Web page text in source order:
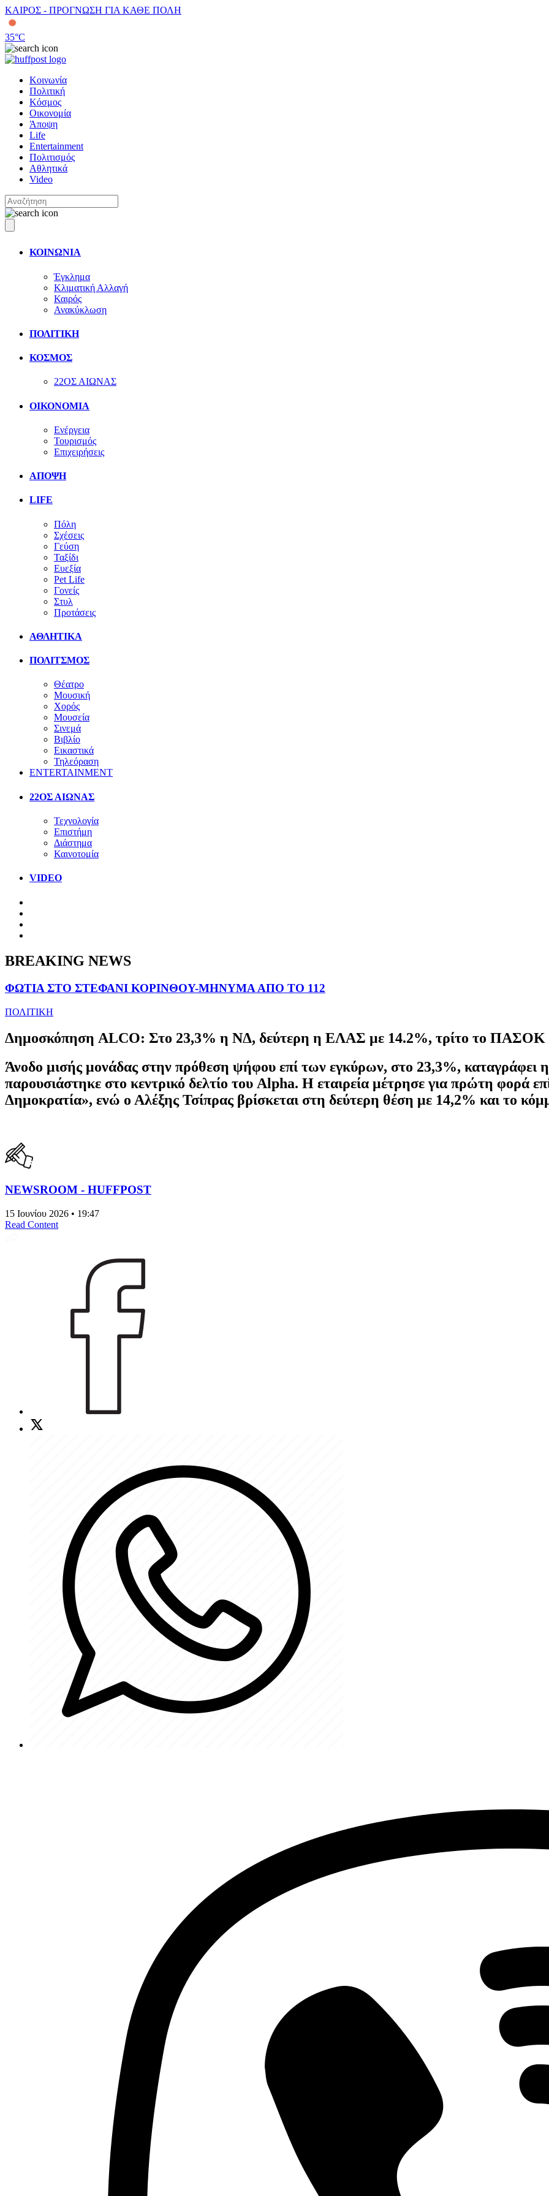
ΚΑΙΡΟΣ - ΠΡΟΓΝΩΣΗ ΓΙΑ ΚΑΘΕ ΠΟΛΗ
35°C
Κοινωνία
Πολιτική
Κόσμος
Οικονομία
Άποψη
Life
Entertainment
Πολιτισμός
Αθλητικά
Video
ΚΟΙΝΩΝΙΑ
Έγκλημα
Κλιματική Αλλαγή
Καιρός
Ανακύκλωση
ΠΟΛΙΤΙΚΗ
ΚΟΣΜΟΣ
22ΟΣ ΑΙΩΝΑΣ
ΟΙΚΟΝΟΜΙΑ
Ενέργεια
Τουρισμός
Επιχειρήσεις
ΑΠΟΨΗ
LIFE
Πόλη
Σχέσεις
Γεύση
Ταξίδι
Ευεξία
Pet Life
Γονείς
Στυλ
Προτάσεις
ΑΘΛΗΤΙΚΑ
ΠΟΛΙΤΣΜΟΣ
Θέατρο
Μουσική
Χορός
Μουσεία
Σινεμά
Βιβλίο
Εικαστικά
Τηλεόραση
ENTERTAINMENT
22ΟΣ ΑΙΩΝΑΣ
Τεχνολογία
Επιστήμη
Διάστημα
Καινοτομία
VIDEO
BREAKING NEWS
ΦΩΤΙΑ ΣΤΟ ΣΤΕΦΑΝΙ ΚΟΡΙΝΘΟΥ-ΜΗΝΥΜΑ ΑΠΟ ΤΟ 112
ΠΟΛΙΤΙΚΗ
Δημοσκόπηση ALCO: Στο 23,3% η ΝΔ, δεύτερη η ΕΛΑΣ με 14.2%, τρίτο το ΠΑΣΟΚ
Άνοδο μισής μονάδας στην πρόθεση ψήφου επί των εγκύρων, στο 23,3%,
παρουσιάστηκε στο κεντρικό δελτίο του Alpha. Η εταιρεία μέτρησε για πρώτη φορά
Δημοκρατία», ενώ ο Αλέξης Τσίπρας βρίσκεται στη δεύτερη θέση με 14,2% και το
NEWSROOM - HUFFPOST
15 Ιουνίου 2026 • 19:47
Read Content